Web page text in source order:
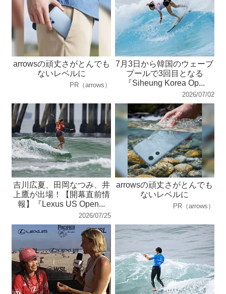
arrowsの頑丈さがとんでも
ないレベルに
PR（arrows）
7月3日から韓国のウェーブ
プールで3回目となる
『Siheung Korea Op...
2026/07/02
吉川広夏、田岡なつみ、井
上鷹が出場！【開幕直前情
報】『Lexus US Open...
2026/07/25
arrowsの頑丈さがとんでも
ないレベルに
PR（arrows）